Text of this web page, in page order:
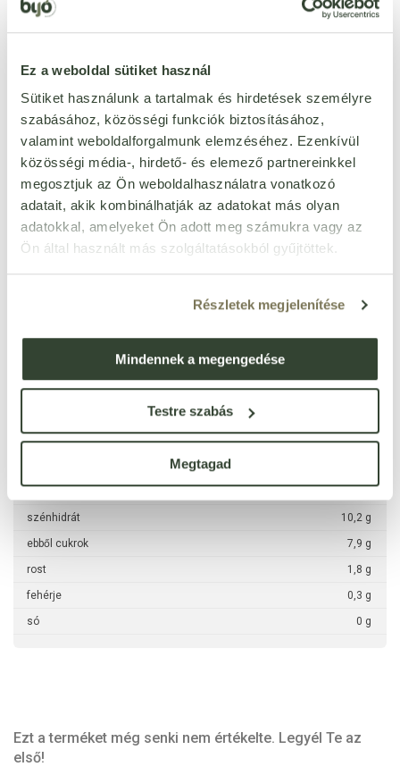
Ez a weboldal sütiket használ
Sütiket használunk a tartalmak és hirdetések személyre
szabásához, közösségi funkciók biztosításához,
valamint weboldalforgalmunk elemzéséhez. Ezenkívül
közösségi média-, hirdető- és elemező partnereinkkel
megosztjuk az Ön weboldalhasználatra vonatkozó
adatait, akik kombinálhatják az adatokat más olyan
adatokkal, amelyeket Ön adott meg számukra vagy az
Ön által használt más szolgáltatásokból gyűjtöttek.
Részletek megjelenítése
Mindennek a megengedése
Testre szabás
Megtagad
földimogyorótól mentes
haltól mentes Igen
kéndioxid-szulfit
puhatestűektől mentes
rákféléktől mentes
szezámmagtól mentes Igen
Igen
szójamentes Igen
per 100 g
kcal 46 kcal
szénhidrát 10,2 g
ebből cukrok 7,9 g
rost 1,8 g
fehérje 0,3 g
só 0 g
Ezt a terméket még senki nem értékelte. Legyél Te az
első!